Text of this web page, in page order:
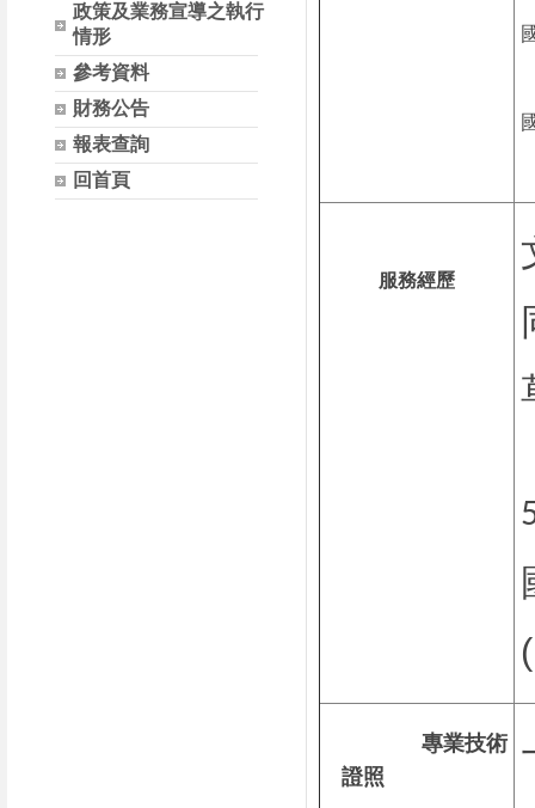
政策及業務宣導之執行
情形
參考資料
財務公告
報表查詢
回首頁
服務經歷
專業技術
證照